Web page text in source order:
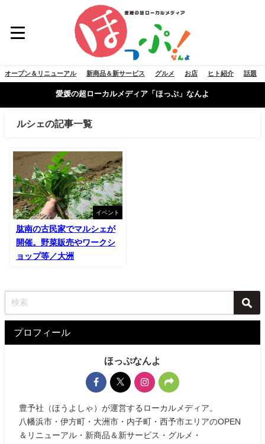
オープン＆リニューアル 新商品＆新サービス グルメ お店 ヒト紹介 話題
愛媛の超ローカルメディア「ほっぷ」なんよ
ルシェの記事一覧
イベント
肱南の古民家でマルシェが
開催。野菜販売やワークシ
ョップ等／大洲
プロフィール
ほっぷなんよ
豊予社（ほうよしゃ）が運営するローカルメディア。
八幡浜市・伊方町・大洲市・内子町・西予市エリアのOPEN
＆リニューアル・新商品＆新サービス・グルメ・